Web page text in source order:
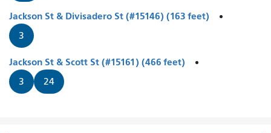
Jackson St & Divisadero St (#15146) (163 feet)
3
Jackson St & Scott St (#15161) (466 feet)
3 24